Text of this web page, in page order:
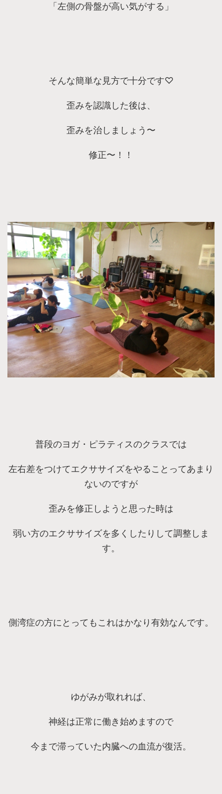
「左側の骨盤が高い気がする」
そんな簡単な見方で十分です♡
歪みを認識した後は、
歪みを治しましょう〜
修正〜！！
普段のヨガ・ピラティスのクラスでは
左右差をつけてエクササイズをやることってあまり
ないのですが
歪みを修正しようと思った時は
弱い方のエクササイズを多くしたりして調整しま
す。
側湾症の方にとってもこれはかなり有効なんです。
ゆがみが取れれば、
神経は正常に働き始めますので
今まで滞っていた内臓への血流が復活。